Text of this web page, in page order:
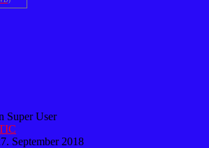
Super User
September 2018